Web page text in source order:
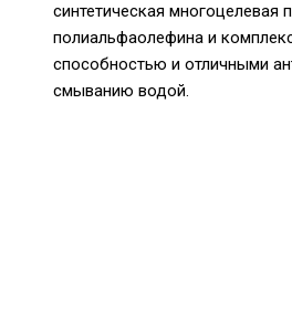
синтетическая многоцелевая
полиальфаолефина и
способностью и отличными
смыванию водой.